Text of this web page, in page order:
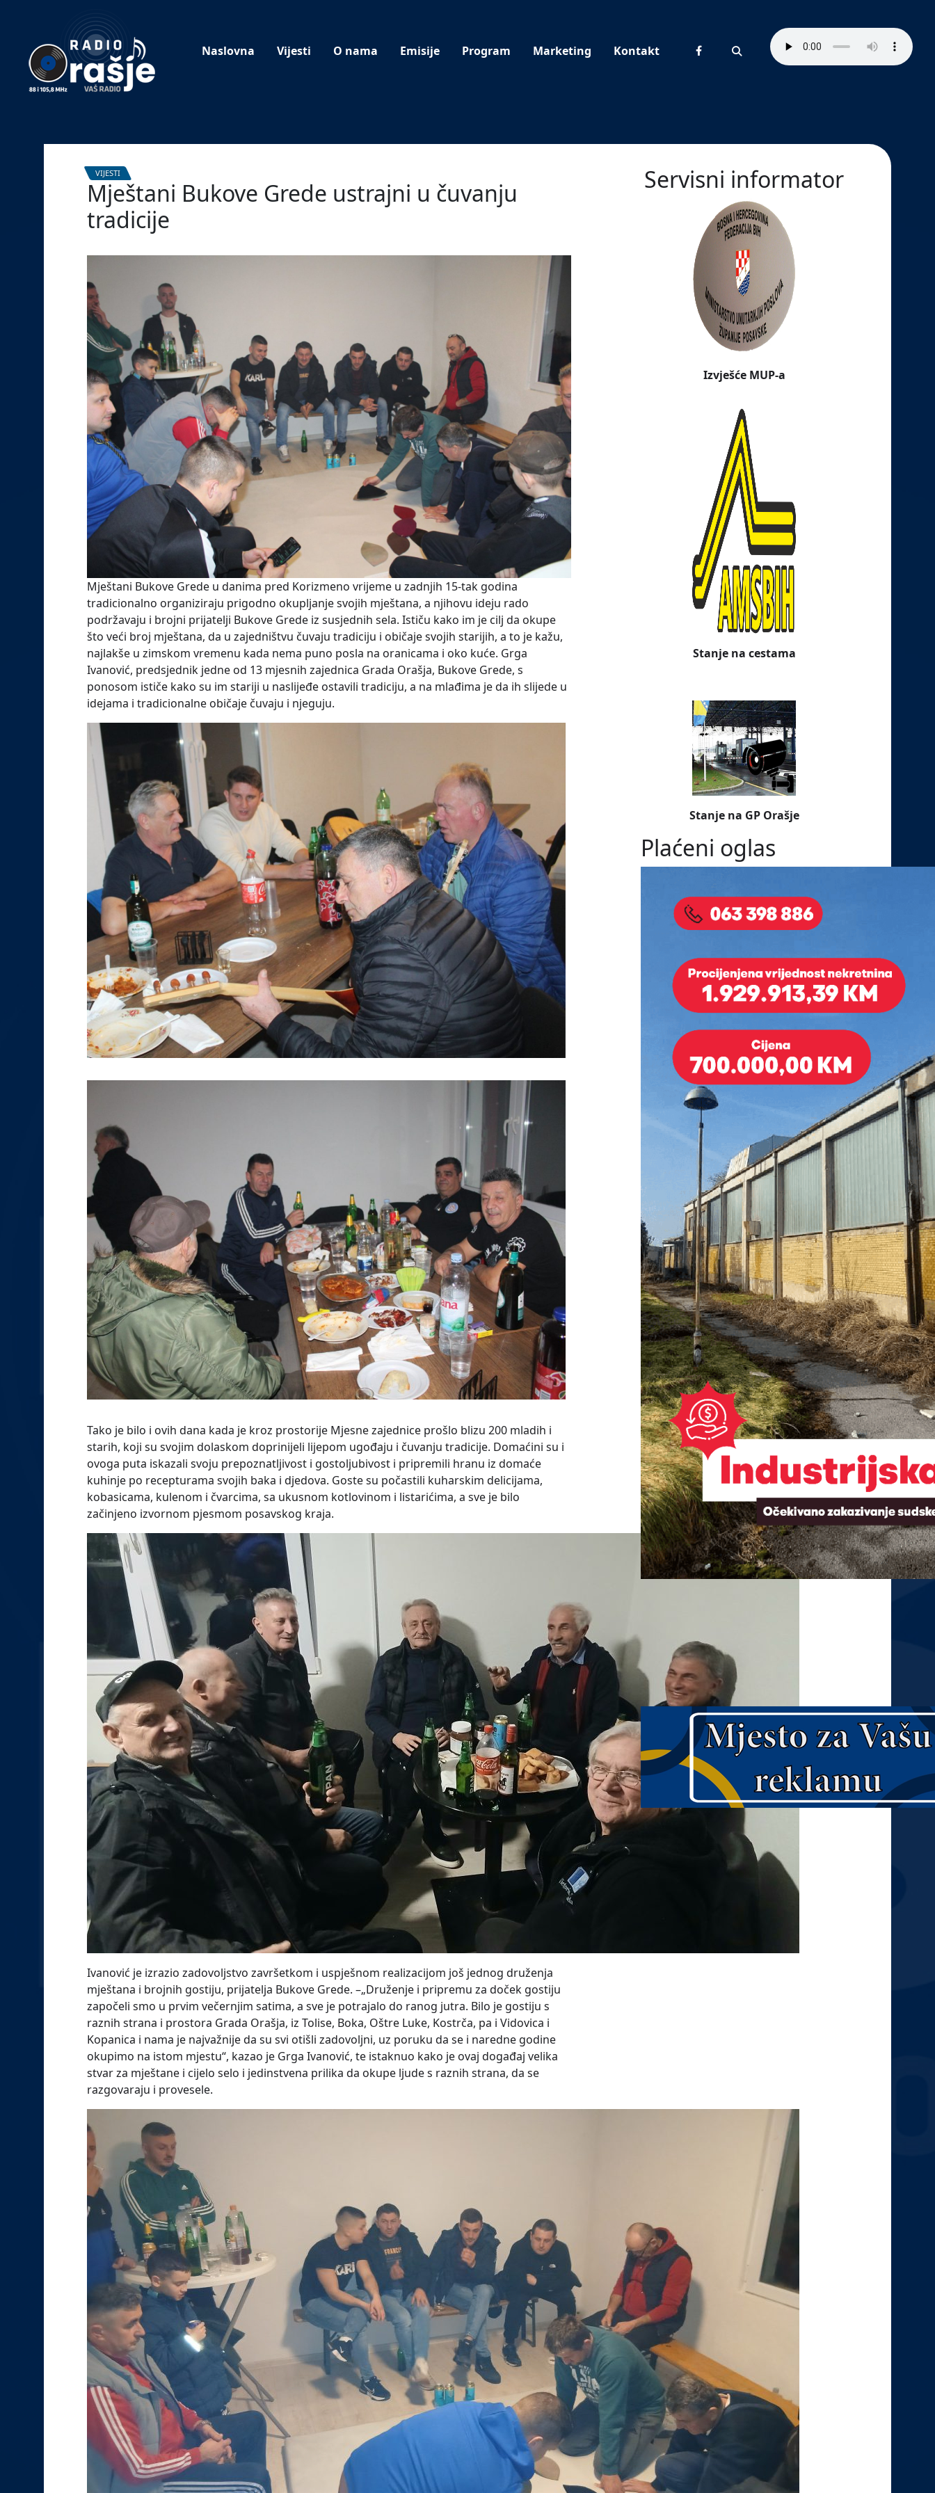
website!
Naslovna Vijesti O nama Emisije Program Marketing Kontakt
VIJESTI
Mještani Bukove Grede ustrajni u čuvanju
tradicije
Mještani Bukove Grede u danima pred Korizmeno vrijeme u zadnjih 15-tak godina
tradicionalno organiziraju prigodno okupljanje svojih mještana, a njihovu ideju rado
podržavaju i brojni prijatelji Bukove Grede iz susjednih sela. Ističu kako im je cilj da okupe
što veći broj mještana, da u zajedništvu čuvaju tradiciju i običaje svojih starijih, a to je kažu,
najlakše u zimskom vremenu kada nema puno posla na oranicama i oko kuće. Grga
Ivanović, predsjednik jedne od 13 mjesnih zajednica Grada Orašja, Bukove Grede, s
ponosom ističe kako su im stariji u naslijeđe ostavili tradiciju, a na mlađima je da ih slijede u
idejama i tradicionalne običaje čuvaju i njeguju.
Tako je bilo i ovih dana kada je kroz prostorije Mjesne zajednice prošlo blizu 200 mladih i
starih, koji su svojim dolaskom doprinijeli lijepom ugođaju i čuvanju tradicije. Domaćini su i
ovoga puta iskazali svoju prepoznatljivost i gostoljubivost i pripremili hranu iz domaće
kuhinje po recepturama svojih baka i djedova. Goste su počastili kuharskim delicijama,
kobasicama, kulenom i čvarcima, sa ukusnom kotlovinom i listarićima, a sve je bilo
začinjeno izvornom pjesmom posavskog kraja.
Ivanović je izrazio zadovoljstvo završetkom i uspješnom realizacijom još jednog druženja
mještana i brojnih gostiju, prijatelja Bukove Grede. –„Druženje i pripremu za doček gostiju
započeli smo u prvim večernjim satima, a sve je potrajalo do ranog jutra. Bilo je gostiju s
raznih strana i prostora Grada Orašja, iz Tolise, Boka, Oštre Luke, Kostrča, pa i Vidovica i
Kopanica i nama je najvažnije da su svi otišli zadovoljni, uz poruku da se i naredne godine
okupimo na istom mjestu“, kazao je Grga Ivanović, te istaknuo kako je ovaj događaj velika
stvar za mještane i cijelo selo i jedinstvena prilika da okupe ljude s raznih strana, da se
razgovaraju i provesele.
Servisni informator
Izvješće MUP-a
Stanje na cestama
Stanje na GP Orašje
Plaćeni oglas